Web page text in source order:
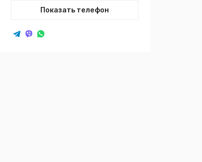
Показать телефон